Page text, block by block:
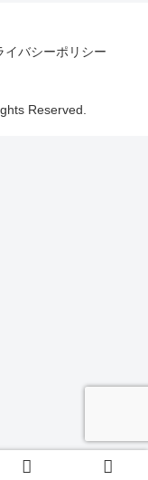
イバシーポリシー
Reserved.